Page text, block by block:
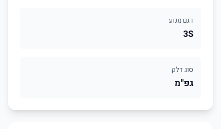
דגם מנוע
3S
סוג דלק
גפ"מ